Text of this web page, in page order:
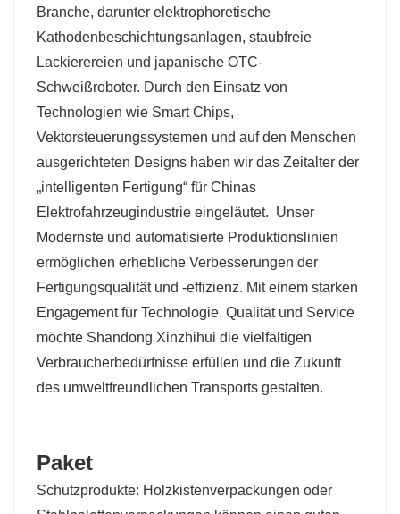
Branche, darunter elektrophoretische
Kathodenbeschichtungsanlagen, staubfreie
Lackierereien und japanische OTC-
Schweißroboter. Durch den Einsatz von
Technologien wie Smart Chips,
Vektorsteuerungssystemen und auf den Menschen
ausgerichteten Designs haben wir das Zeitalter der
„intelligenten Fertigung“ für Chinas
Elektrofahrzeugindustrie eingeläutet. Unser
Modernste und automatisierte Produktionslinien
ermöglichen erhebliche Verbesserungen der
Fertigungsqualität und -effizienz. Mit einem starken
Engagement für Technologie, Qualität und Service
möchte Shandong Xinzhihui die vielfältigen
Verbraucherbedürfnisse erfüllen und die Zukunft
des umweltfreundlichen Transports gestalten.
Paket
Schutzprodukte: Holzkistenverpackungen oder